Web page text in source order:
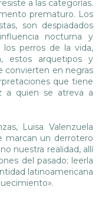
a las categorías.
prematuro. Los
son despiadados
nocturna y
perros de la vida,
estos arquetipos y
convierten en negras
que tiene
a quien se atreva a
Luisa Valenzuela
marcan un derrotero
nuestra realidad, allí
del pasado; leerla
latinoamericana